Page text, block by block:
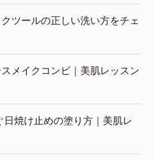
ツールの正しい洗い方をチェ
メイクコンビ｜美肌レッスン
日焼け止めの塗り方｜美肌レ